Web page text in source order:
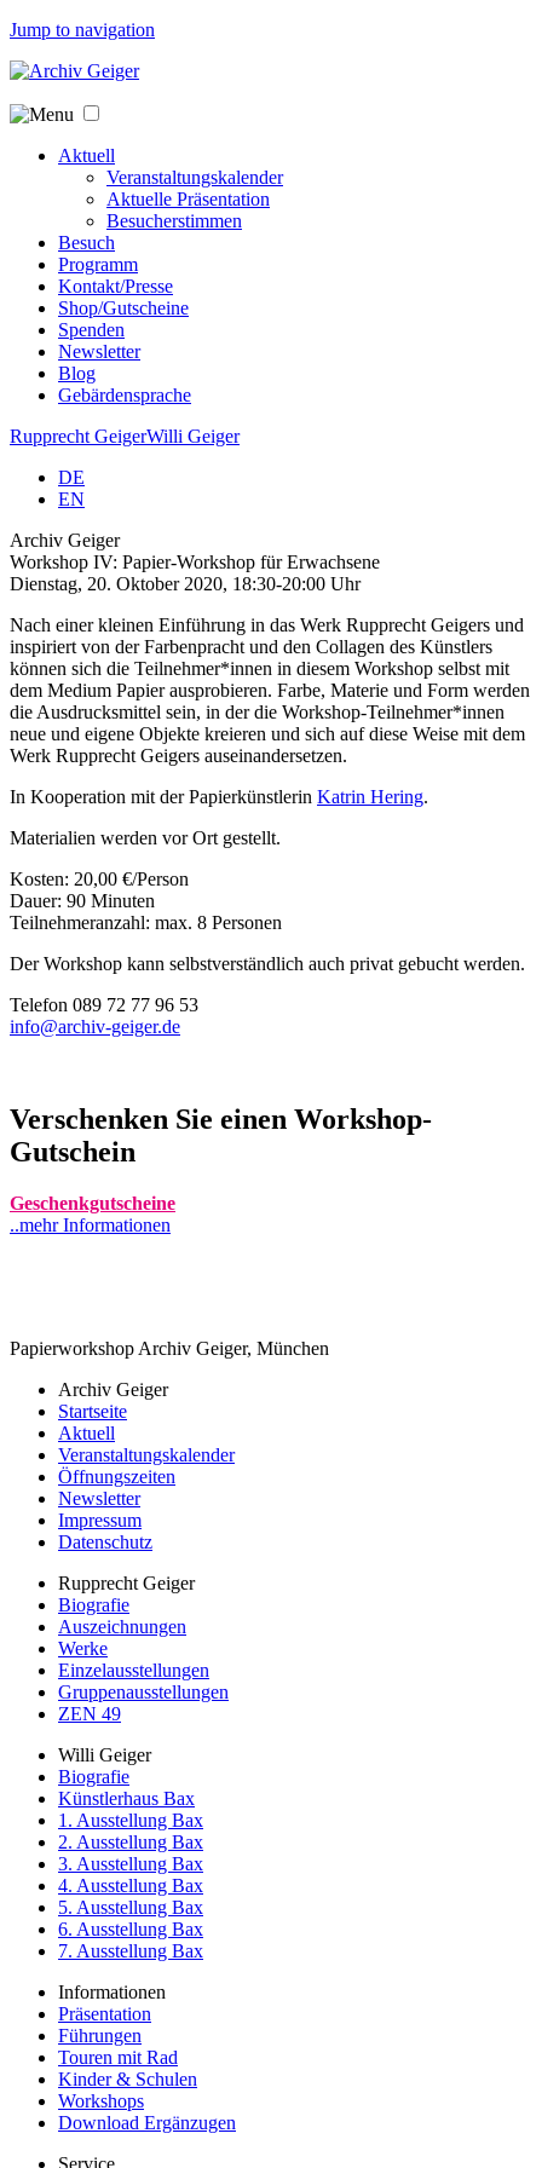
Jump to navigation
Aktuell
Veranstaltungskalender
Aktuelle Präsentation
Besucherstimmen
Besuch
Programm
Kontakt/Presse
Shop/Gutscheine
Spenden
Newsletter
Blog
Gebärdensprache
Rupprecht GeigerWilli Geiger
DE
EN
Archiv Geiger
Workshop IV: Papier-Workshop für Erwachsene
Dienstag, 20. Oktober 2020, 18:30-20:00 Uhr
Nach einer kleinen Einführung in das Werk Rupprecht Geigers und
inspiriert von der Farbenpracht und den Collagen des Künstlers
können sich die Teilnehmer*innen in diesem Workshop selbst mit
dem Medium Papier ausprobieren. Farbe, Materie und Form werden
die Ausdrucksmittel sein, in der die Workshop-Teilnehmer*innen
neue und eigene Objekte kreieren und sich auf diese Weise mit dem
Werk Rupprecht Geigers auseinandersetzen.
In Kooperation mit der Papierkünstlerin Katrin Hering.
Materialien werden vor Ort gestellt.
Kosten: 20,00 €/Person
Dauer: 90 Minuten
Teilnehmeranzahl: max. 8 Personen
Der Workshop kann selbstverständlich auch privat gebucht werden.
Telefon 089 72 77 96 53
info@archiv-geiger.de
Verschenken Sie einen Workshop-
Gutschein
Geschenkgutscheine
..mehr Informationen
Papierworkshop Archiv Geiger, München
Archiv Geiger
Startseite
Aktuell
Veranstaltungskalender
Öffnungszeiten
Newsletter
Impressum
Datenschutz
Rupprecht Geiger
Biografie
Auszeichnungen
Werke
Einzelausstellungen
Gruppenausstellungen
ZEN 49
Willi Geiger
Biografie
Künstlerhaus Bax
1. Ausstellung Bax
2. Ausstellung Bax
3. Ausstellung Bax
4. Ausstellung Bax
5. Ausstellung Bax
6. Ausstellung Bax
7. Ausstellung Bax
Informationen
Präsentation
Führungen
Touren mit Rad
Kinder & Schulen
Workshops
Download Ergänzugen
Service